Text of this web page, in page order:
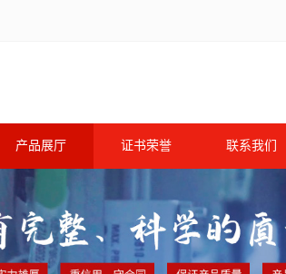
产品展厅 证书荣誉 联系我们